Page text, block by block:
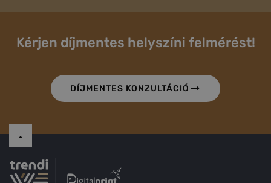
Kérjen díjmentes helyszíni felmérést!
DÍJMENTES KONZULTÁCIÓ